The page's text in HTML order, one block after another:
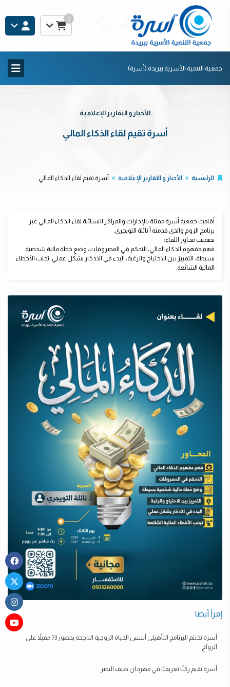
0
جمعية التنمية الأسرية ببريدة (أسرة)
الأخبار و التقارير الإعلامية
أسرة تقيم لقاء الذكاء المالي
الرئيسية الأخبار و التقارير الإعلامية أسرة تقيم لقاء الذكاء المالي
أقامت جمعية أسرة ممثلة بالإدارات والمراكز النسائية لقاء الذكاء المالي عبر
برنامج الزوم والذي قدمته أ نائلة التويجري.
تضمنت محاور اللقاء؛
فهم مفهوم الذكاء المالي، التحكم في المصروفات، وضع خطة مالية شخصية
بسيطة، التمييز بين الاحتياج والرغبة، البدء في الادخار بشكل عملي، تجنب الأخطاء
المالية الشائعة.
إقرأ أيضا
أسرة تختتم البرنامج التأهيلي أسس الحياة الزوجية الناجحة بحضور 73 مقبلاً على
الزواج
أسرة تقيم ركنًا تعريفيًا في مهرجان صيف البصر